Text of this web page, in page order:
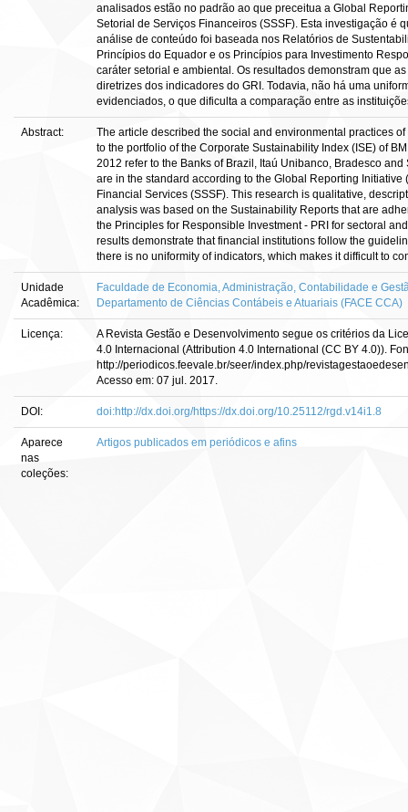
analisados estão no padrão ao que preceitua a Global
Setorial de Serviços Financeiros (SSSF). Esta investigação é
análise de conteúdo foi baseada nos Relatórios de
Princípios do Equador e os Princípios para Investimento
caráter setorial e ambiental. Os resultados demonstram que
diretrizes dos indicadores do GRI. Todavia, não há uma
evidenciados, o que dificulta a comparação entre as
Abstract:
The article described the social and environmental practices
to the portfolio of the Corporate Sustainability Index (ISE) of
2012 refer to the Banks of Brazil, Itaú Unibanco, Bradesco
are in the standard according to the Global Reporting Initiative
Financial Services (SSSF). This research is qualitative,
analysis was based on the Sustainability Reports that are
the Principles for Responsible Investment - PRI for sectoral
results demonstrate that financial institutions follow the
there is no uniformity of indicators, which makes it difficult to
Unidade
Acadêmica:
Faculdade de Economia, Administração, Contabilidade e
Departamento de Ciências Contábeis e Atuariais (FACE CCA)
Licença:
A Revista Gestão e Desenvolvimento segue os critérios da
4.0 Internacional (Attribution 4.0 International (CC BY 4.0)).
http://periodicos.feevale.br/seer/index.php/
Acesso em: 07 jul. 2017.
DOI: doi:http://dx.doi.org/https://dx.doi.org/10.25112/rgd.v14i1.8
Aparece
nas
coleções:
Artigos publicados em periódicos e afins